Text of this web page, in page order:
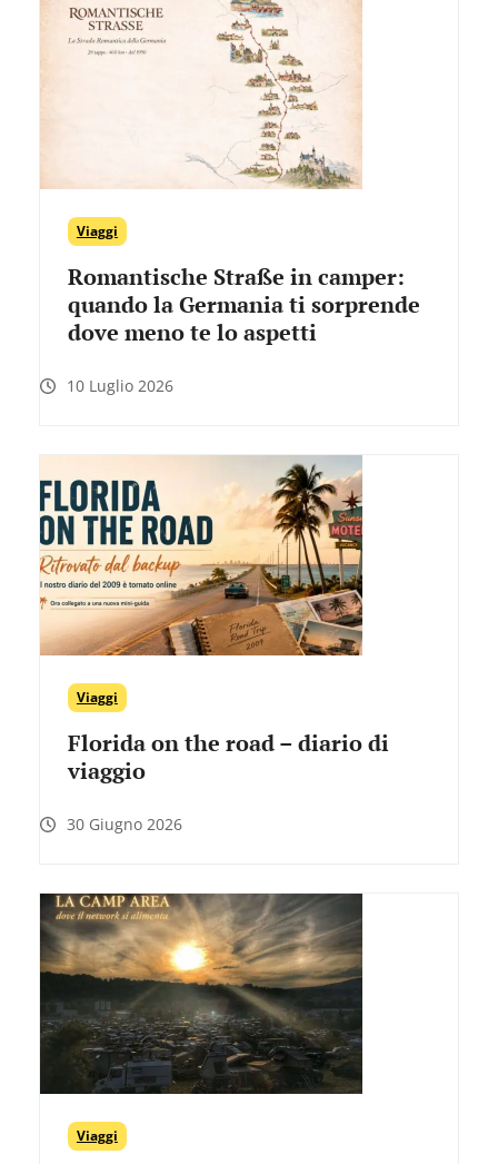
Viaggi
Romantische Straße in camper:
quando la Germania ti sorprende
dove meno te lo aspetti
10 Luglio 2026
Viaggi
Florida on the road – diario di
viaggio
30 Giugno 2026
Viaggi